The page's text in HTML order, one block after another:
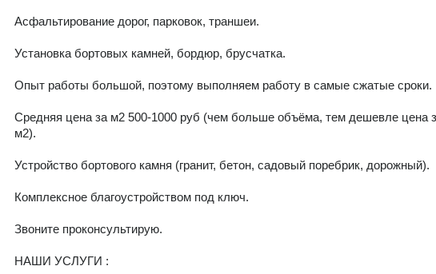
Асфальтирование дорог, парковок, траншеи.
Установка бортовых камней, бордюр, брусчатка.
Опыт работы большой, поэтому выполняем работу в самые сжатые сроки.
Средняя цена за м2 500-1000 руб (чем больше объёма, тем дешевле цена
м2).
Устройство бортового камня (гранит, бетон, садовый поребрик, дорожный).
Комплексное благоустройством под ключ.
Звоните проконсультирую.
НАШИ УСЛУГИ :